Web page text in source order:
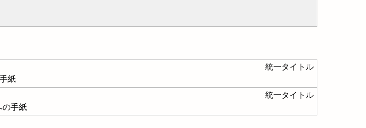
統一タイトル
紙
統一タイトル
の手紙